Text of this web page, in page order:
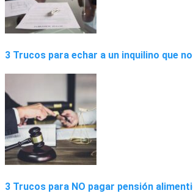
3 Trucos para echar a un inquilino que
3 Trucos para NO pagar pensión